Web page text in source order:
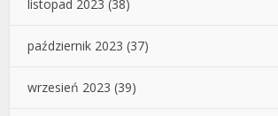
listopad 2023 (38)
październik 2023 (37)
wrzesień 2023 (39)